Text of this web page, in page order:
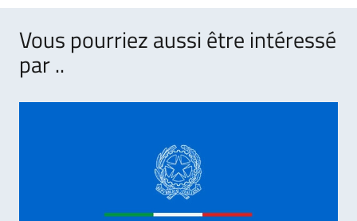
Vous pourriez aussi être intéressé
par ..